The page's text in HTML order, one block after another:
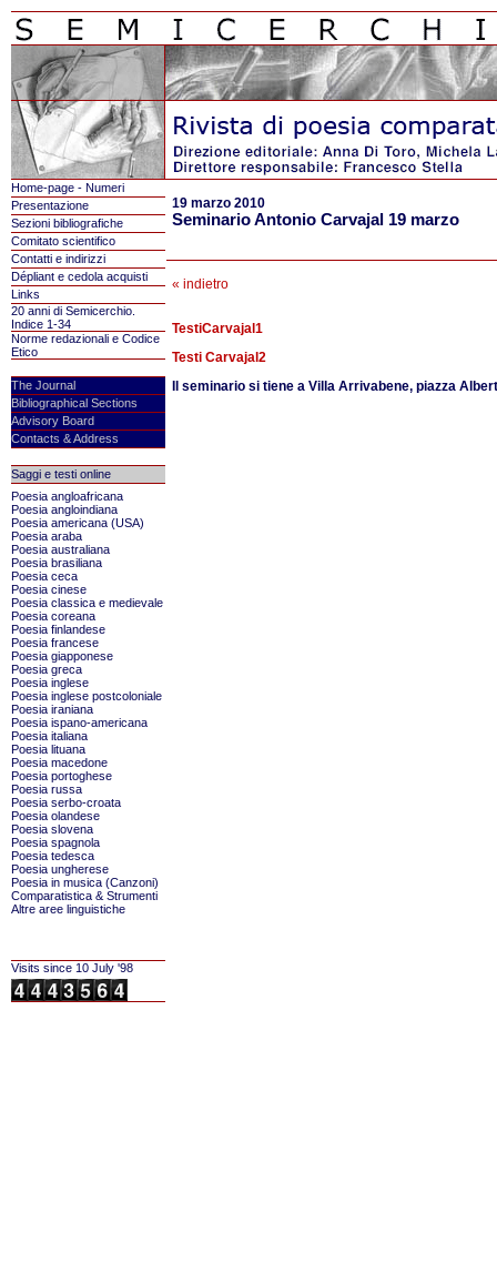
Home-page - Numeri
Presentazione
Sezioni bibliografiche
Comitato scientifico
Contatti e indirizzi
Dépliant e cedola acquisti
Links
20 anni di Semicerchio.
Indice 1-34
Norme redazionali e Codice
Etico
The Journal
Bibliographical Sections
Advisory Board
Contacts & Address
Saggi e testi online
Poesia angloafricana
Poesia angloindiana
Poesia americana (USA)
Poesia araba
Poesia australiana
Poesia brasiliana
Poesia ceca
Poesia cinese
Poesia classica e medievale
Poesia coreana
Poesia finlandese
Poesia francese
Poesia giapponese
Poesia greca
Poesia inglese
Poesia inglese postcoloniale
Poesia iraniana
Poesia ispano-americana
Poesia italiana
Poesia lituana
Poesia macedone
Poesia portoghese
Poesia russa
Poesia serbo-croata
Poesia olandese
Poesia slovena
Poesia spagnola
Poesia tedesca
Poesia ungherese
Poesia in musica (Canzoni)
Comparatistica & Strumenti
Altre aree linguistiche
Visits since 10 July '98
19 marzo 2010
Seminario Antonio Carvajal 19 marzo
« indietro
TestiCarvajal1
Testi Carvajal2
Il seminario si tiene a Villa Arrivabene, piazza